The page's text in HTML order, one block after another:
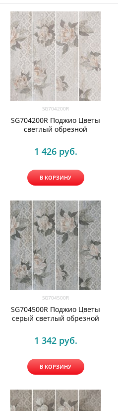
SG704200R
SG704200R Поджио Цветы
светлый обрезной
1 426 руб.
В КОРЗИНУ
SG704500R
SG704500R Поджио Цветы
серый светлый обрезной
1 342 руб.
В КОРЗИНУ